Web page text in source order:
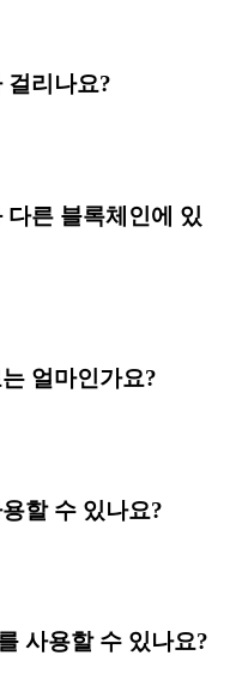
걸리나요?
다른 블록체인에 있
얼마인가요?
할 수 있나요?
사용할 수 있나요?